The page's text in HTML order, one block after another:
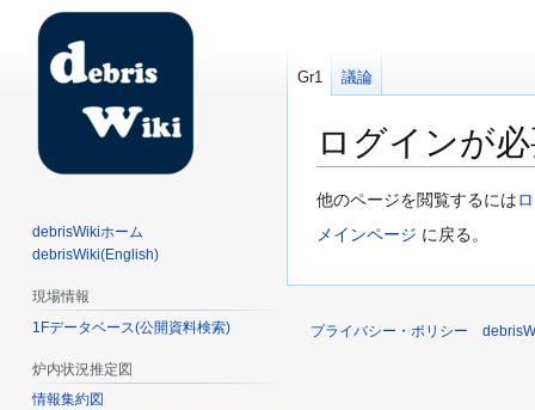
ログインが
ナ
ビ
ョ
検
索
他のページを閲覧するには
メインページ に戻る。
Gr1 議論
debrisWikiホーム
debrisWiki(English)
現場情報
1Fデータベース(公開資料検索)
炉内状況推定図
情報集約図
プライバシー・ポリシー